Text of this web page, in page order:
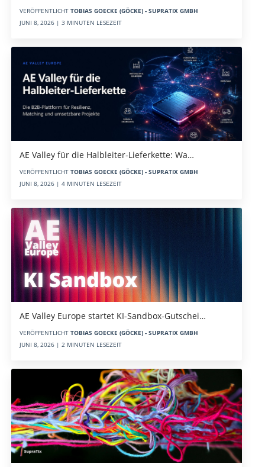
VERÖFFENTLICHT TOBIAS GOECKE (GÖCKE) - SUPRATIX GMBH
JUNI 8, 2026 | 3 MINUTEN LESEZEIT
AE Valley für die Halbleiter-Lieferkette: Wa…
VERÖFFENTLICHT TOBIAS GOECKE (GÖCKE) - SUPRATIX GMBH
JUNI 8, 2026 | 4 MINUTEN LESEZEIT
AE Valley Europe startet KI-Sandbox-Gutschei…
VERÖFFENTLICHT TOBIAS GOECKE (GÖCKE) - SUPRATIX GMBH
JUNI 8, 2026 | 2 MINUTEN LESEZEIT